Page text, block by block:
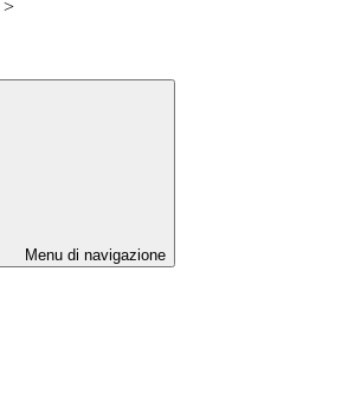
>
Menu di navigazione